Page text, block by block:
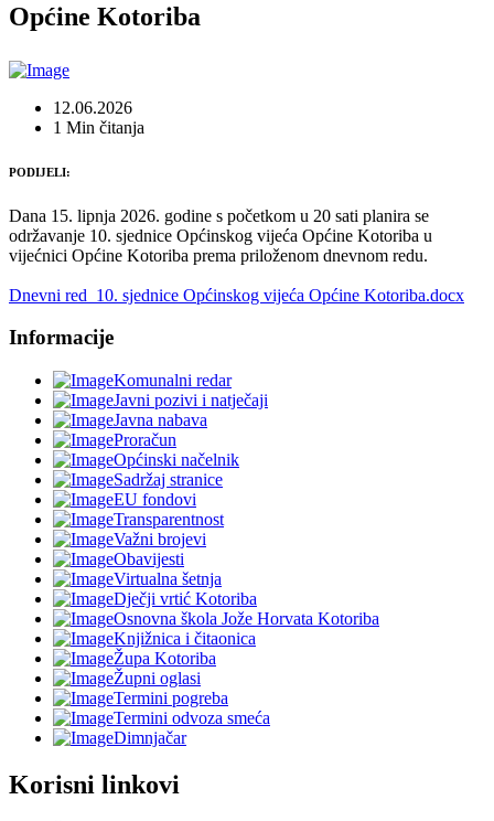
Općine Kotoriba
12.06.2026
1 Min čitanja
PODIJELI:
Dana 15. lipnja 2026. godine s početkom u 20 sati planira se
održavanje 10. sjednice Općinskog vijeća Općine Kotoriba u
vijećnici Općine Kotoriba prema priloženom dnevnom redu.
Dnevni red 10. sjednice Općinskog vijeća Općine Kotoriba.docx
Informacije
Komunalni redar
Javni pozivi i natječaji
Javna nabava
Proračun
Općinski načelnik
Sadržaj stranice
EU fondovi
Transparentnost
Važni brojevi
Obavijesti
Virtualna šetnja
Dječji vrtić Kotoriba
Osnovna škola Jože Horvata Kotoriba
Knjižnica i čitaonica
Župa Kotoriba
Župni oglasi
Termini pogreba
Termini odvoza smeća
Dimnjačar
Korisni linkovi